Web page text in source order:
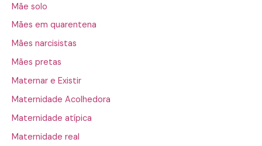
Mãe solo
Mães em quarentena
Mães narcisistas
Mães pretas
Maternar e Existir
Maternidade Acolhedora
Maternidade atípica
Maternidade real